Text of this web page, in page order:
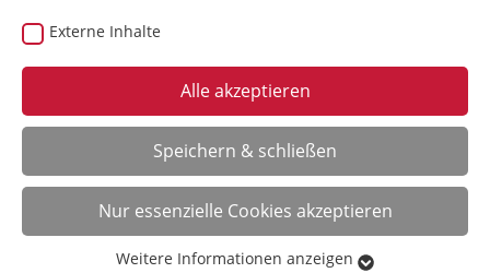
Partner werden
medienrettung
Provisionsbasis empfehlen, Ihre Kunden selbst
beraten und vor Ort Aufträge mit
Umsatzbeteiligung annehmen oder
Externe Inhalte
Alle akzeptieren
Speichern & schließen
Nur essenzielle Cookies akzeptieren
Weitere Informationen anzeigen